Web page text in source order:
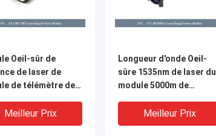
Oeil-sûr de
de laser de
de télémètre de
Meilleur Prix
Longueur d'onde Oeil-
sûre 1535nm de laser du
module 5000m de
laser d'AT-LRF0905A
Meilleur Prix